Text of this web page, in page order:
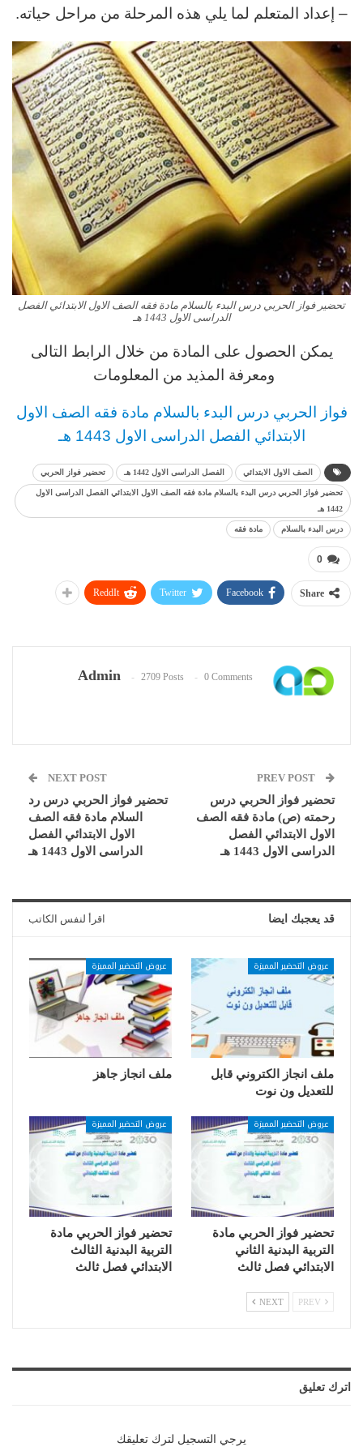
– إعداد المتعلم لما يلي هذه المرحلة من مراحل حياته.
تحضير فواز الحربي درس البدء بالسلام مادة فقه الصف الاول الابتدائي الفصل
الدراسى الاول 1443 هـ
يمكن الحصول على المادة من خلال الرابط التالى
ومعرفة المذيد من المعلومات
فواز الحربي درس البدء بالسلام مادة فقه الصف الاول
الابتدائي الفصل الدراسى الاول 1443 هـ
الصف الاول الابتدائي الفصل الدراسى الاول 1442 هـ تحضير فواز الحربي
تحضير فواز الحربي درس البدء بالسلام مادة فقه الصف الاول الابتدائي الفصل الدراسى الاول
1442 هـ
درس البدء بالسلام مادة فقه
0
Share
Facebook
Twitter
ReddIt
Admin 2709 Posts 0 Comments
تحضير فواز الحربي درس
رحمته (ص) مادة فقه الصف
الاول الابتدائي الفصل
الدراسى الاول 1443 هـ
NEXT POST
تحضير فواز الحربي درس رد
السلام مادة فقه الصف
الاول الابتدائي الفصل
الدراسى الاول 1443 هـ
قد يعجبك ايضا اقرأ لنفس الكاتب
عروض التحضير المميزة
ملف انجاز الكتروني قابل
للتعديل ون نوت
عروض التحضير المميزة
ملف انجاز جاهز
عروض التحضير المميزة
تحضير فواز الحربي مادة
التربية البدنية الثاني
الابتدائي فصل ثالث
عروض التحضير المميزة
تحضير فواز الحربي مادة
التربية البدنية الثالث
الابتدائي فصل ثالث
NEXT
اترك تعليق
يرجي التسجيل لترك تعليقك